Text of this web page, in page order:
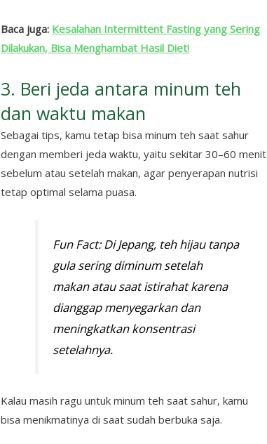
Baca juga: Kesalahan Intermittent Fasting yang Sering
Dilakukan, Bisa Menghambat Hasil Diet!
3. Beri jeda antara minum teh
dan waktu makan
Sebagai tips, kamu tetap bisa minum teh saat sahur
dengan memberi jeda waktu, yaitu sekitar 30–60 menit
sebelum atau setelah makan, agar penyerapan nutrisi
tetap optimal selama puasa.
Fun Fact: Di Jepang, teh hijau tanpa
gula sering diminum setelah
makan atau saat istirahat karena
dianggap menyegarkan dan
meningkatkan konsentrasi
setelahnya.
Kalau masih ragu untuk minum teh saat sahur, kamu
bisa menikmatinya di saat sudah berbuka saja.